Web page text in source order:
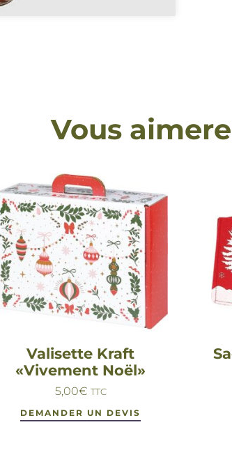
Vous
Valisette Kraft
«Vivement Noël»
5,00€ TTC
DEMANDER UN DEVIS